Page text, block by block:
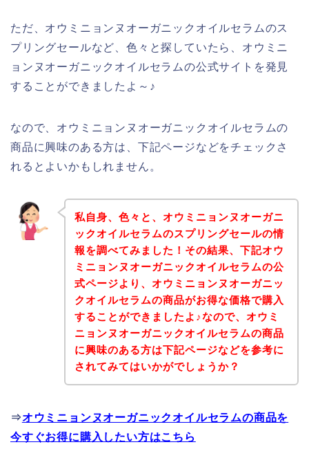
ただ、オウミニョンヌオーガニックオイルセラムのス
プリングセールなど、色々と探していたら、オウミニ
ョンヌオーガニックオイルセラムの公式サイトを発見
することができましたよ～♪
なので、オウミニョンヌオーガニックオイルセラムの
商品に興味のある方は、下記ページなどをチェックさ
れるとよいかもしれません。
私自身、色々と、オウミニョンヌオーガニ
ックオイルセラムのスプリングセールの情
報を調べてみました！その結果、下記オウ
ミニョンヌオーガニックオイルセラムの公
式ページより、オウミニョンヌオーガニッ
クオイルセラムの商品がお得な価格で購入
することができましたよ♪なので、オウミ
ニョンヌオーガニックオイルセラムの商品
に興味のある方は下記ページなどを参考に
されてみてはいかがでしょうか？
⇒オウミニョンヌオーガニックオイルセラムの商品を
今すぐお得に購入したい方はこちら